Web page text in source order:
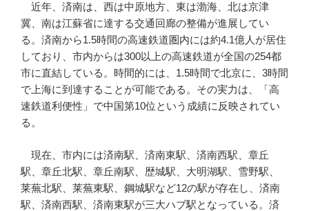
近年、済南は、西は中原地方、東は渤海、北は京津
冀、南は江蘇省に達する交通回廊の整備が進展してい
る。済南から1.5時間の高速鉄道圏内には約4.1億人が居住
しており、市内からは300以上の高速鉄道が全国の254都
市に直結している。時間的には、1.5時間で北京に、3時間
で上海に到達することが可能である。その実力は、「高
速鉄道利便性」で中国第10位という成績に反映されてい
る。
現在、市内には済南駅、済南東駅、済南西駅、章丘
駅、章丘北駅、章丘南駅、歴城駅、大明湖駅、雪野駅、
莱蕪北駅、莱蕪東駅、鋼城駅など12の駅が存在し、済南
駅、済南西駅、済南東駅が三大ハブ駅となっている。済